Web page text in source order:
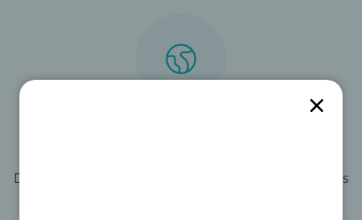
Des experts en bonnes affaires dans 13 pays différents